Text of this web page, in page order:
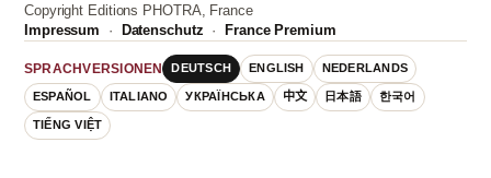
Copyright Editions PHOTRA, France
Impressum · Datenschutz · France Premium
SPRACHVERSIONEN DEUTSCH ENGLISH NEDERLANDS
ESPAÑOL ITALIANO УКРАЇНСЬКА 中文 日本語 한국어
TIẾNG VIỆT